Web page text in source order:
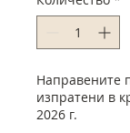
Направените
изпратени в
2026 г.